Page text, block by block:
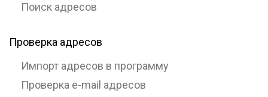
Поиск адресов
Проверка адресов
Импорт адресов в программу
Проверка e-mail адресов